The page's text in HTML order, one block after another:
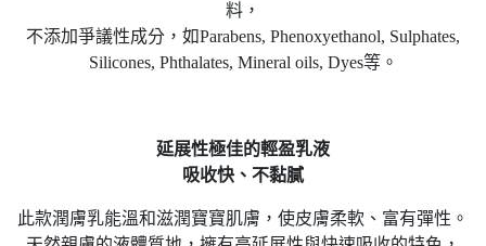
料，
不添加爭議性成分，如Parabens, Phenoxyethanol, Sulphates,
Silicones, Phthalates, Mineral oils, Dyes等。
延展性極佳的輕盈乳液
吸收快、不黏膩
此款潤膚乳能溫和滋潤寶寶肌膚，使皮膚柔軟、富有彈性。